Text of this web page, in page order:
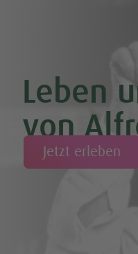
Leben
von
Jetzt erleben